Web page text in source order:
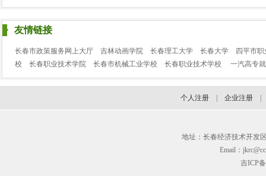
友情链接
长春市政策服务网上大厅 吉林动画学院 长春理工大学 长春大学
四平市
校
长春职业技术学院 长春市机械工业学校 长春职业技术学校 一汽高专
个人注册 企业注册
地址：长春经济技术开发
Email：
吉ICP